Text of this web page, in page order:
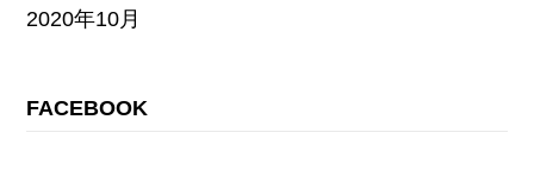
2020年10月
FACEBOOK